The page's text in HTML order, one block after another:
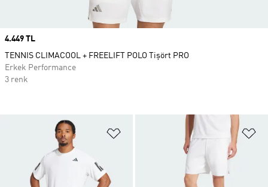
Favori Listesine Ekle
Price
4.449 TL
TENNIS CLIMACOOL + FREELIFT POLO Tişört PRO
Erkek Performance
3 renk